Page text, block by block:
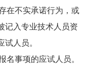
在不实承诺行为，或
记入专业技术人员资
人员。
事项的应试人员。